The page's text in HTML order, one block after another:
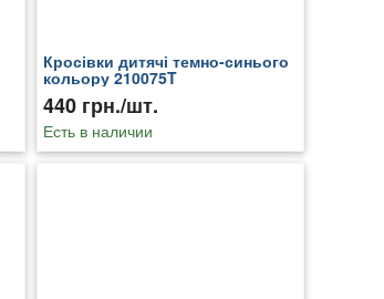
Кросівки дитячі темно-синього
кольору 210075T
440 грн./шт.
Есть в наличии